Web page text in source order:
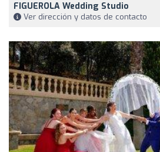
FIGUEROLA Wedding Studio
Ver dirección y datos de contacto